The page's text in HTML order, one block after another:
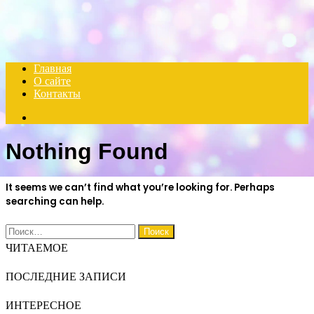
Главная
О сайте
Контакты
Nothing Found
It seems we can’t find what you’re looking for. Perhaps
searching can help.
Найти:
ЧИТАЕМОЕ
ПОСЛЕДНИЕ ЗАПИСИ
ИНТЕРЕСНОЕ